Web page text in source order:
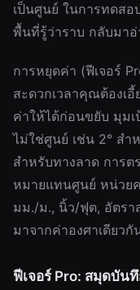
เป็นศูนย์ ในการทดส
พื้นที่รู้ว่าราบ กลับมา
การหยุดค่า (ฟีเจอร์
สะดวกเวลาคุณต้องเ
ค่าให้ได้ก่อนขยับ มุม
ไม่ใช่ศูนย์ เช่น 2° สำ
สำหรับทางลาด การต
หมายแทนศูนย์ หน่วย
มม./ม., นิ้ว/ฟุต, อัตรา
มาจากค่าองศาเดียวกั
ฟีเจอร์ Pro: สมุดบัน